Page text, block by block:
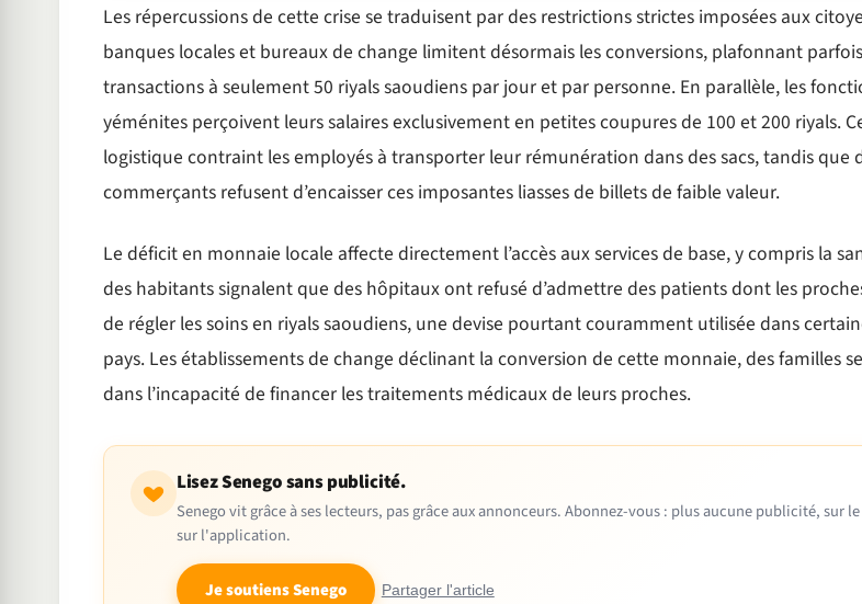
Les répercussions de cette crise se traduisent par des restrictions strictes imposées aux
banques locales et bureaux de change limitent désormais les conversions, plafonnant
transactions à seulement 50 riyals saoudiens par jour et par personne. En parallèle, les
yéménites perçoivent leurs salaires exclusivement en petites coupures de 100 et 200 riyals.
logistique contraint les employés à transporter leur rémunération dans des sacs, tandis que
commerçants refusent d’encaisser ces imposantes liasses de billets de faible valeur.
Le déficit en monnaie locale affecte directement l’accès aux services de base, y compris la
des habitants signalent que des hôpitaux ont refusé d’admettre des patients dont les
de régler les soins en riyals saoudiens, une devise pourtant couramment utilisée dans
pays. Les établissements de change déclinant la conversion de cette monnaie, des familles
dans l’incapacité de financer les traitements médicaux de leurs proches.
Lisez Senego sans publicité.
Senego vit grâce à ses lecteurs, pas grâce aux annonceurs. Abonnez-vous : plus aucune publicité, sur
sur l'application.
Je soutiens Senego Partager l'article